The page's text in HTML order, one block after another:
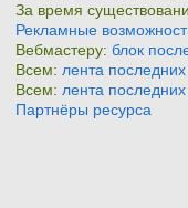
За время
Рекламные
Вебмастеру:блок
Всем: лента
Всем: лента
Партнёры ресурса